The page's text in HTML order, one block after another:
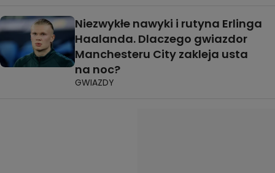
Niezwykłe nawyki i rutyna Erlinga
Haalanda. Dlaczego gwiazdor
Manchesteru City zakleja usta
na noc?
GWIAZDY